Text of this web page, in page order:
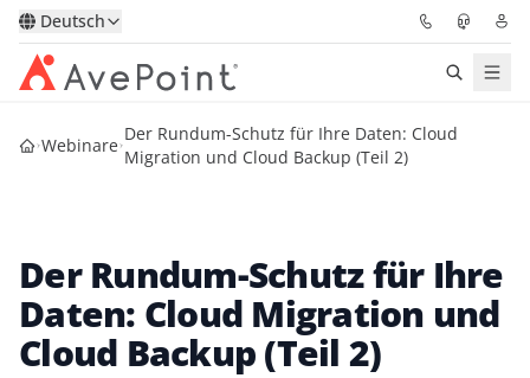
Deutsch
Lösungen
Pricing
Für Partner
Webinare
Der Rundum-Schutz für Ihre Daten: Cloud
Migration und Cloud Backup (Teil 2)
Der Rundum-Schutz für Ihre
Daten: Cloud Migration und
Cloud Backup (Teil 2)